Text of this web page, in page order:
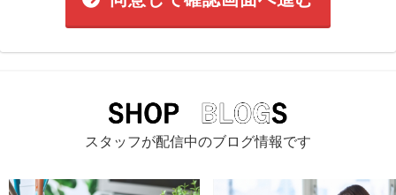
スタッフが配信中のブログ情報です